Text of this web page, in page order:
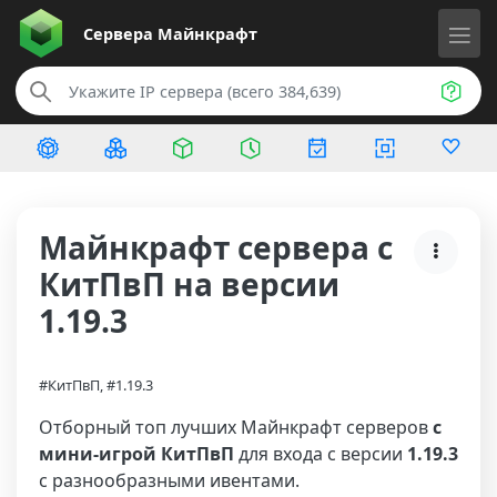
Сервера Майнкрафт
Майнкрафт сервера с
КитПвП на версии
1.19.3
#КитПвП, #1.19.3
Отборный топ лучших Майнкрафт серверовс
мини-игрой КитПвП для входа с версии 1.19.3
с разнообразными ивентами.